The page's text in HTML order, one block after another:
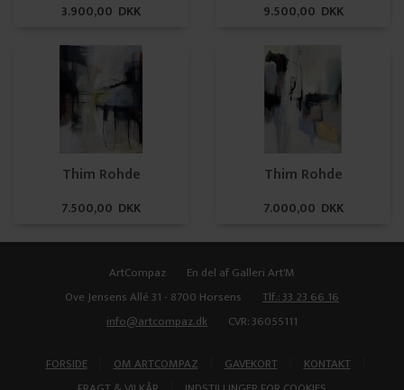
3.900,00 DKK 9.500,00 DKK
Thim Rohde
7.500,00 DKK
Thim Rohde
7.000,00 DKK
ArtCompaz
En del af Galleri Art'M
Ove Jensens Allé 31 - 8700 Horsens
Tlf.: 33 23 66 16
info@artcompaz.dk
CVR: 36055111
FORSIDE OM ARTCOMPAZ GAVEKORT KONTAKT